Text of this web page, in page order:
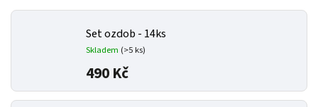
Set ozdob - 14ks
Skladem (>5 ks)
490 Kč